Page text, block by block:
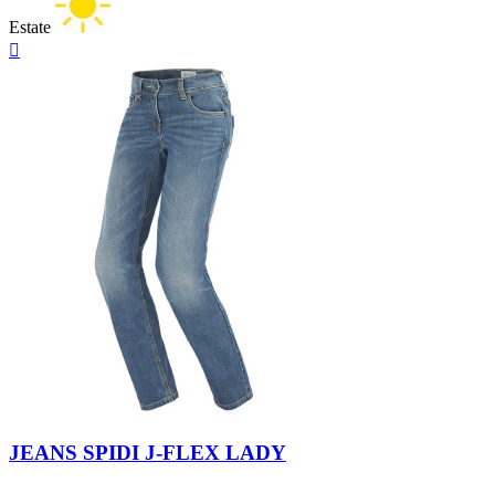
Estate

Stone
Wash
Blue
JEANS SPIDI J-FLEX LADY